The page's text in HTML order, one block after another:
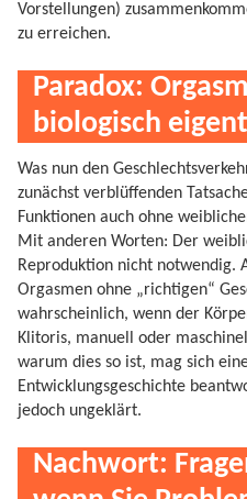
Vorstellungen)
zu erreichen.
Paradox:
biologisch
Was nun den
zunächst verblüffenden
Funktionen auch ohne
Mit anderen Worten: Der
Reproduktion nicht notwendig.
Orgasmen ohne „richtigen“
wahrscheinlich, wenn der
Klitoris, manuell oder
warum dies so ist, mag sich
Entwicklungsgeschichte
jedoch ungeklärt.
Nachwort: